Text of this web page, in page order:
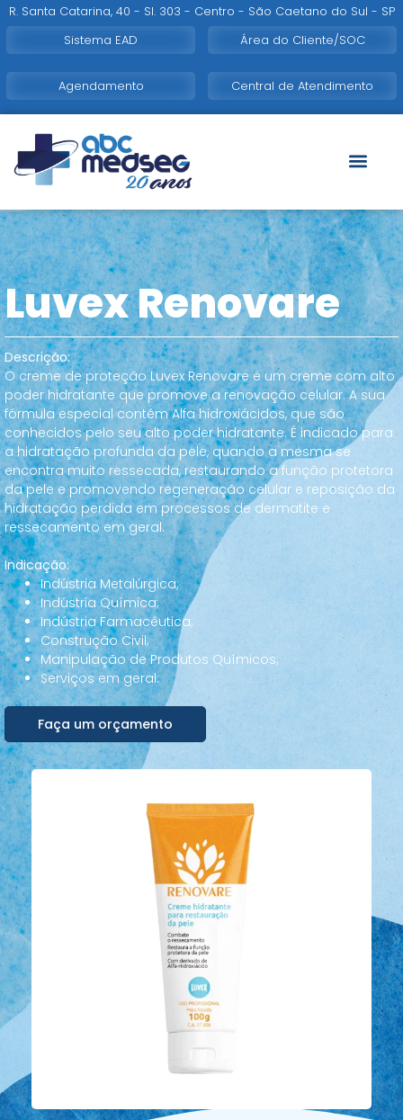
R. Santa Catarina, 40 - Sl. 303 - Centro - São Caetano do Sul - SP
Sistema EAD
Área do Cliente/SOC
Agendamento Central de Atendimento
Luvex Renovare
Descrição:
O creme de proteção Luvex Renovare é um creme com alto
poder hidratante que promove a renovação celular. A sua
fórmula especial contém Alfa hidroxiácidos, que são
conhecidos pelo seu alto poder hidratante. É indicado para
a hidratação profunda da pele, quando a mesma se
encontra muito ressecada, restaurando a função protetora
da pele e promovendo regeneração celular e reposição da
hidratação perdida em processos de dermatite e
ressecamento em geral.
Indicação:
Indústria Metalúrgica;
Indústria Química;
Indústria Farmacêutica;
Construção Civil;
Manipulação de Produtos Químicos;
Serviços em geral.
Faça um orçamento